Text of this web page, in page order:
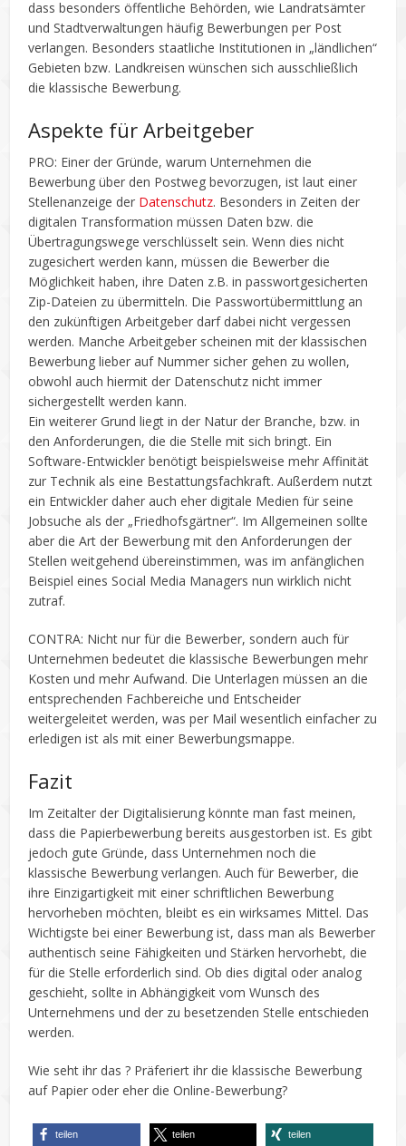
dass besonders öffentliche Behörden, wie Landratsämter
und Stadtverwaltungen häufig Bewerbungen per Post
verlangen. Besonders staatliche Institutionen in „ländlichen“
Gebieten bzw. Landkreisen wünschen sich ausschließlich
die klassische Bewerbung.
Aspekte für Arbeitgeber
PRO: Einer der Gründe, warum Unternehmen die
Bewerbung über den Postweg bevorzugen, ist laut einer
Stellenanzeige der Datenschutz. Besonders in Zeiten der
digitalen Transformation müssen Daten bzw. die
Übertragungswege verschlüsselt sein. Wenn dies nicht
zugesichert werden kann, müssen die Bewerber die
Möglichkeit haben, ihre Daten z.B. in passwortgesicherten
Zip-Dateien zu übermitteln. Die Passwortübermittlung an
den zukünftigen Arbeitgeber darf dabei nicht vergessen
werden. Manche Arbeitgeber scheinen mit der klassischen
Bewerbung lieber auf Nummer sicher gehen zu wollen,
obwohl auch hiermit der Datenschutz nicht immer
sichergestellt werden kann.
Ein weiterer Grund liegt in der Natur der Branche, bzw. in
den Anforderungen, die die Stelle mit sich bringt. Ein
Software-Entwickler benötigt beispielsweise mehr Affinität
zur Technik als eine Bestattungsfachkraft. Außerdem nutzt
ein Entwickler daher auch eher digitale Medien für seine
Jobsuche als der „Friedhofsgärtner“. Im Allgemeinen sollte
aber die Art der Bewerbung mit den Anforderungen der
Stellen weitgehend übereinstimmen, was im anfänglichen
Beispiel eines Social Media Managers nun wirklich nicht
zutraf.
CONTRA: Nicht nur für die Bewerber, sondern auch für
Unternehmen bedeutet die klassische Bewerbungen mehr
Kosten und mehr Aufwand. Die Unterlagen müssen an die
entsprechenden Fachbereiche und Entscheider
weitergeleitet werden, was per Mail wesentlich einfacher zu
erledigen ist als mit einer Bewerbungsmappe.
Fazit
Im Zeitalter der Digitalisierung könnte man fast meinen,
dass die Papierbewerbung bereits ausgestorben ist. Es gibt
jedoch gute Gründe, dass Unternehmen noch die
klassische Bewerbung verlangen. Auch für Bewerber, die
ihre Einzigartigkeit mit einer schriftlichen Bewerbung
hervorheben möchten, bleibt es ein wirksames Mittel. Das
Wichtigste bei einer Bewerbung ist, dass man als Bewerber
authentisch seine Fähigkeiten und Stärken hervorhebt, die
für die Stelle erforderlich sind. Ob dies digital oder analog
geschieht, sollte in Abhängigkeit vom Wunsch des
Unternehmens und der zu besetzenden Stelle entschieden
werden.
Wie seht ihr das ? Präferiert ihr die klassische Bewerbung
auf Papier oder eher die Online-Bewerbung?
teilen teilen teilen